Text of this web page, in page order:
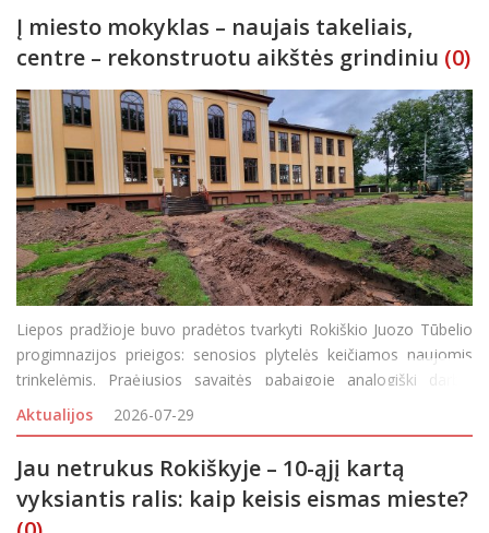
Į miesto mokyklas – naujais takeliais,
centre – rekonstruotu aikštės grindiniu (0)
Liepos pradžioje buvo pradėtos tvarkyti Rokiškio Juozo Tūbelio
progimnazijos prieigos: senosios plytelės keičiamos naujomis
trinkelėmis. Praėjusios savaitės pabaigoje analogiški darbai
prasidėjo ir Rokiškio Juozo Tumo-Vaižganto progimnazijos
teritorijoje – didžiulių
Aktualijos 2026-07-29
Jau netrukus Rokiškyje – 10-ąjį kartą
vyksiantis ralis: kaip keisis eismas mieste?